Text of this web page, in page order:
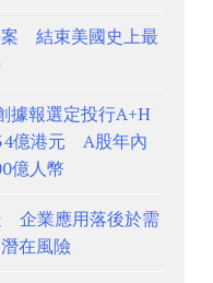
結束美國史上最
據報選定投行A+H
億港元 A股年內
億人幣
企業應用落後於需
在風險